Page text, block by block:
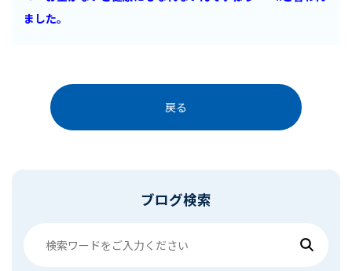
ました。
戻る
ブログ検索